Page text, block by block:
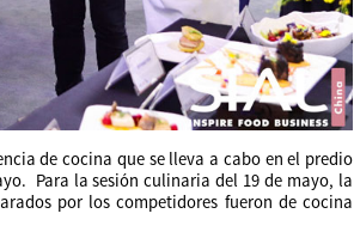
de cocina que se lleva a cabo en el predio
Para la sesión culinaria del 19 de mayo, la
por los competidores fueron de cocina